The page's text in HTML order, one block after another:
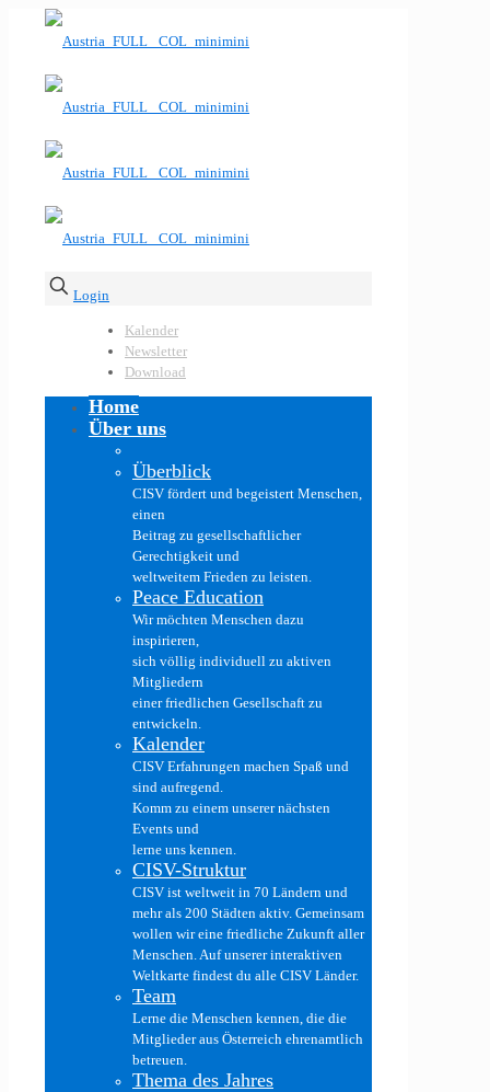
Login
Kalender
Newsletter
Download
Home
Über uns
Überblick
CISV fördert und begeistert Menschen,
einen
Beitrag zu gesellschaftlicher
Gerechtigkeit und
weltweitem Frieden zu leisten.
Peace Education
Wir möchten Menschen dazu
inspirieren,
sich völlig individuell zu aktiven
Mitgliedern
einer friedlichen Gesellschaft zu
entwickeln.
Kalender
CISV Erfahrungen machen Spaß und
sind aufregend.
Komm zu einem unserer nächsten
Events und
lerne uns kennen.
CISV-Struktur
CISV ist weltweit in 70 Ländern und
mehr als 200 Städten aktiv. Gemeinsam
wollen wir eine friedliche Zukunft aller
Menschen. Auf unserer interaktiven
Weltkarte findest du alle CISV Länder.
Team
Lerne die Menschen kennen, die die
Mitglieder aus Österreich ehrenamtlich
betreuen.
Thema des Jahres